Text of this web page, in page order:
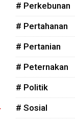
# Perkebunan
# Pertahanan
# Pertanian
# Peternakan
# Politik
# Sosial